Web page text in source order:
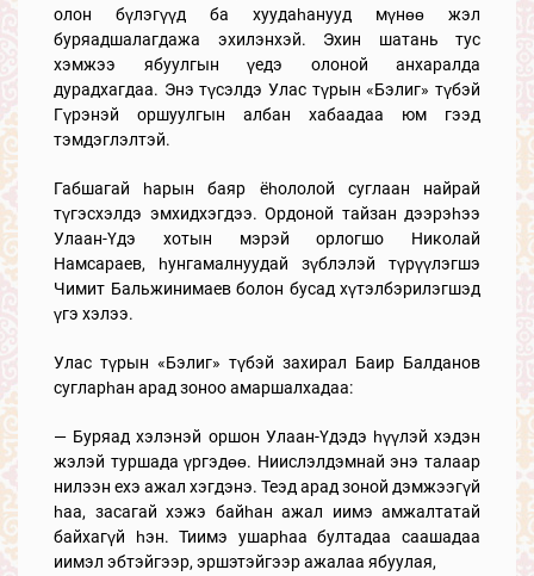
олон бүлэгүүд ба хуудаһанууд мүнөө жэл
буряадшалагдажа эхилэнхэй. Эхин шатань тус
хэмжээ ябуулгын үедэ олоной анхаралда
дурадхагдаа. Энэ түсэлдэ Улас түрын «Бэлиг» түбэй
Гүрэнэй оршуулгын албан хабаадаа юм гээд
тэмдэглэлтэй.
Габшагай һарын баяр ёһололой суглаан найрай
түгэсхэлдэ эмхидхэгдээ. Ордоной тайзан дээрэһээ
Улаан-Үдэ хотын мэрэй орлогшо Николай
Намсараев, һунгамалнуудай зүблэлэй түрүүлэгшэ
Чимит Бальжинимаев болон бусад хүтэлбэрилэгшэд
үгэ хэлээ.
Улас түрын «Бэлиг» түбэй захирал Баир Балданов
сугларһан арад зоноо амаршалхадаа:
— Буряад хэлэнэй оршон Улаан-Үдэдэ һүүлэй хэдэн
жэлэй туршада үргэдөө. Ниислэлдэмнай энэ талаар
нилээн ехэ ажал хэгдэнэ. Теэд арад зоной дэмжээгүй
һаа, засагай хэжэ байһан ажал иимэ амжалтатай
байхагүй һэн. Тиимэ ушарһаа бултадаа саашадаа
иимэл эбтэйгээр, эршэтэйгээр ажалаа ябуулая,